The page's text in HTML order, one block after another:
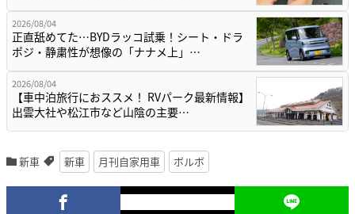
2026/08/04
正直舐めてた…BYDラッコ試乗！シート・ドラ
ポジ・静粛性が想像の「ナナメ上」…
2026/08/04
【車中泊旅行におススメ！ RVパーク最新情報】
出雲大社や松江市など山陰の主要…
新車 新車 月刊自家用車 ボルボ